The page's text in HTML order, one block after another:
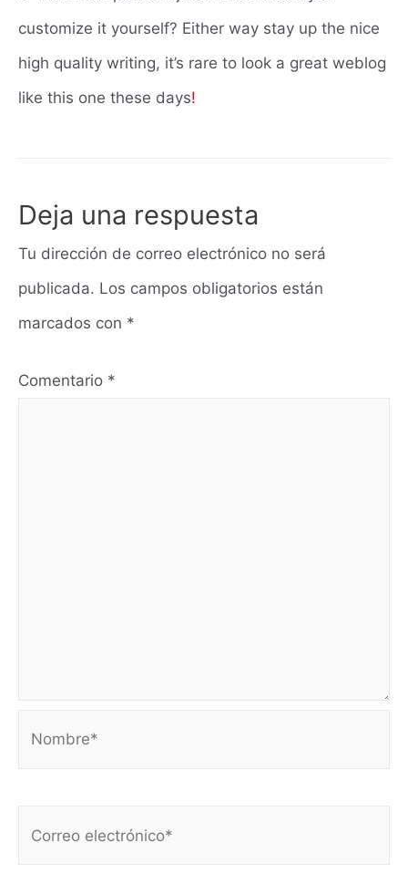
customize it yourself? Either way stay up the nice
high quality writing, it’s rare to look a great weblog
like this one these days!
Deja una respuesta
Tu dirección de correo electrónico no será
publicada. Los campos obligatorios están
marcados con *
Comentario *